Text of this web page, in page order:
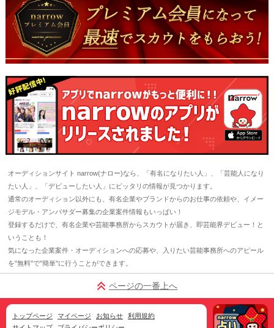
オーディションサイト narrow(ナロー)なら、「有名になりたい人」、「芸能人になり
たい人」、「デビューしたい人」にピッタリの情報が見つかります。
通常のオーディション以外にも、有名企業やブランドからのお仕事の依頼や、イメー
ジモデル・アンバサダー募集の企業案件情報もいっぱい！
登録するだけで、有名企業や芸能事務所からスカウトが届き、即芸能界デビュー！と
いうことも！
気になった企業案件・オーディションへの応募や、入りたい芸能事務所へのアピール
を"無料"で"簡単"に行うことができます。
ページの一番上へ
トップページ マイページ お知らせ
利用規約